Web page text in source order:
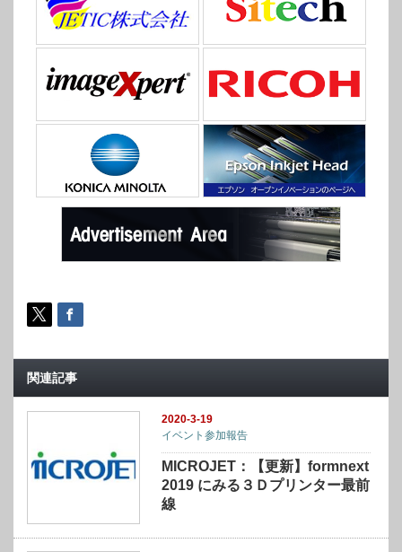
関連記事
2020-3-19
イベント参加報告
MICROJET：【更新】formnext
2019 にみる３Ｄプリンター最前
線